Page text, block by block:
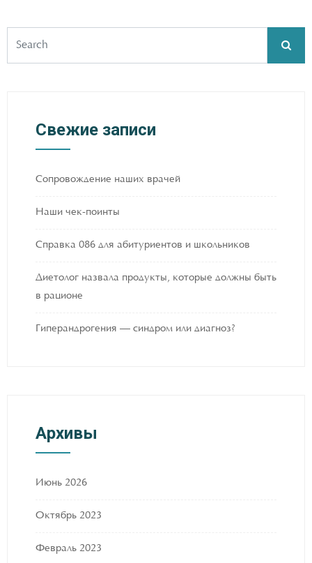
Свежие записи
Сопровождение наших врачей
Наши чек-поинты
Справка 086 для абитуриентов и школьников
Диетолог назвала продукты, которые должны быть
в рационе
Гиперандрогения — синдром или диагноз?
Архивы
Июнь 2026
Октябрь 2023
Февраль 2023